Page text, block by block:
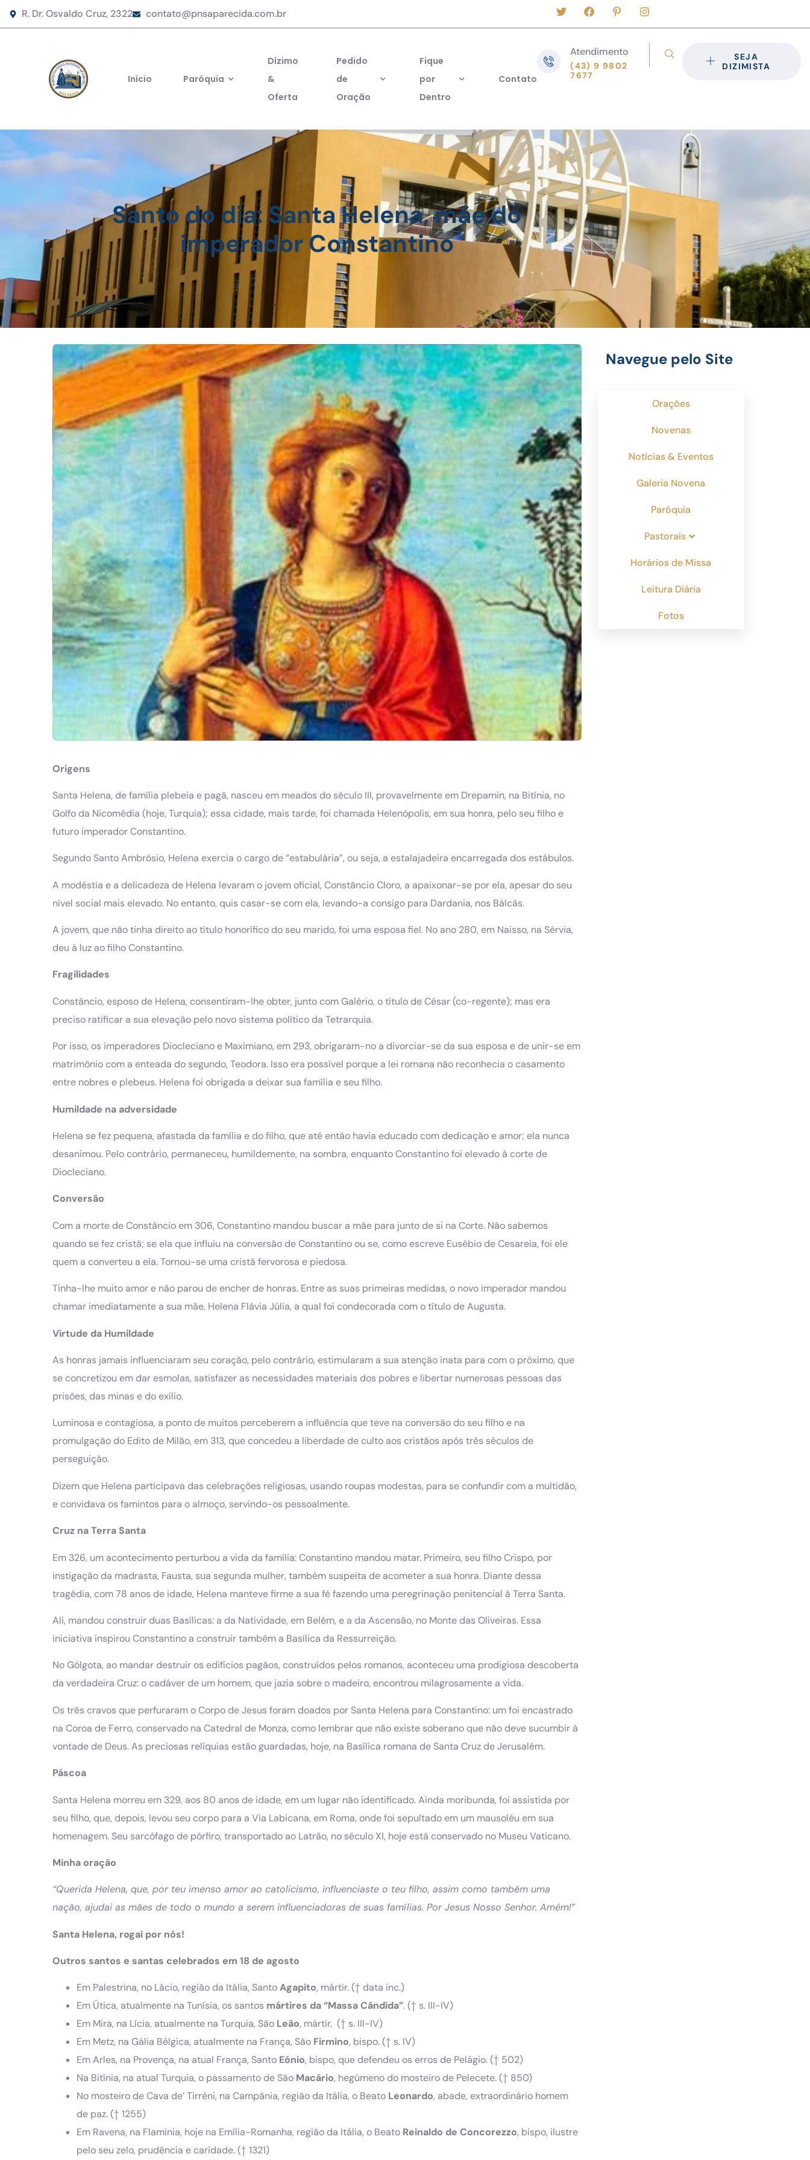
R. Dr. Osvaldo Cruz, 2322 contato@pnsaparecida.com.br
Início Paróquia
Dízimo
&
Oferta
Pedido
de
Oração
Fique
por
Dentro
Contato
Atendimento
(43) 9 9802
7677
SEJA
DIZIMISTA
Santo do dia: Santa Helena, mãe do
imperador Constantino
Origens
Santa Helena, de família plebeia e pagã, nasceu em meados do século III, provavelmente em Drepamin, na Bitínia, no
Golfo da Nicomédia (hoje, Turquia); essa cidade, mais tarde, foi chamada Helenópolis, em sua honra, pelo seu filho e
futuro imperador Constantino.
Segundo Santo Ambrósio, Helena exercia o cargo de “estabulária”, ou seja, a estalajadeira encarregada dos estábulos.
A modéstia e a delicadeza de Helena levaram o jovem oficial, Constâncio Cloro, a apaixonar-se por ela, apesar do seu
nível social mais elevado. No entanto, quis casar-se com ela, levando-a consigo para Dardania, nos Bálcãs.
A jovem, que não tinha direito ao título honorífico do seu marido, foi uma esposa fiel. No ano 280, em Naisso, na Sérvia,
deu à luz ao filho Constantino.
Fragilidades
Constâncio, esposo de Helena, consentiram-lhe obter, junto com Galério, o título de César (co-regente); mas era
preciso ratificar a sua elevação pelo novo sistema político da Tetrarquia.
Por isso, os imperadores Diocleciano e Maximiano, em 293, obrigaram-no a divorciar-se da sua esposa e de unir-se em
matrimônio com a enteada do segundo, Teodora. Isso era possível porque a lei romana não reconhecia o casamento
entre nobres e plebeus. Helena foi obrigada a deixar sua família e seu filho.
Humildade na adversidade
Helena se fez pequena, afastada da família e do filho, que até então havia educado com dedicação e amor; ela nunca
desanimou. Pelo contrário, permaneceu, humildemente, na sombra, enquanto Constantino foi elevado à corte de
Diocleciano.
Conversão
Com a morte de Constâncio em 306, Constantino mandou buscar a mãe para junto de si na Corte. Não sabemos
quando se fez cristã; se ela que influiu na conversão de Constantino ou se, como escreve Eusébio de Cesareia, foi ele
quem a converteu a ela. Tornou-se uma cristã fervorosa e piedosa.
Tinha-lhe muito amor e não parou de encher de honras. Entre as suas primeiras medidas, o novo imperador mandou
chamar imediatamente a sua mãe, Helena Flávia Júlia, a qual foi condecorada com o título de Augusta.
Virtude da Humildade
As honras jamais influenciaram seu coração, pelo contrário, estimularam a sua atenção inata para com o próximo, que
se concretizou em dar esmolas, satisfazer as necessidades materiais dos pobres e libertar numerosas pessoas das
prisões, das minas e do exílio.
Luminosa e contagiosa, a ponto de muitos perceberem a influência que teve na conversão do seu filho e na
promulgação do Edito de Milão, em 313, que concedeu a liberdade de culto aos cristãos após três séculos de
perseguição.
Dizem que Helena participava das celebrações religiosas, usando roupas modestas, para se confundir com a multidão,
e convidava os famintos para o almoço, servindo-os pessoalmente.
Cruz na Terra Santa
Em 326, um acontecimento perturbou a vida da família: Constantino mandou matar. Primeiro, seu filho Crispo, por
instigação da madrasta, Fausta, sua segunda mulher, também suspeita de acometer a sua honra. Diante dessa
tragédia, com 78 anos de idade, Helena manteve firme a sua fé fazendo uma peregrinação penitencial à Terra Santa.
Ali, mandou construir duas Basílicas: a da Natividade, em Belém, e a da Ascensão, no Monte das Oliveiras. Essa
iniciativa inspirou Constantino a construir também a Basílica da Ressurreição.
No Gólgota, ao mandar destruir os edifícios pagãos, construídos pelos romanos, aconteceu uma prodigiosa descoberta
da verdadeira Cruz: o cadáver de um homem, que jazia sobre o madeiro, encontrou milagrosamente a vida.
Os três cravos que perfuraram o Corpo de Jesus foram doados por Santa Helena para Constantino: um foi encastrado
na Coroa de Ferro, conservado na Catedral de Monza, como lembrar que não existe soberano que não deve sucumbir à
vontade de Deus. As preciosas relíquias estão guardadas, hoje, na Basílica romana de Santa Cruz de Jerusalém.
Páscoa
Santa Helena morreu em 329, aos 80 anos de idade, em um lugar não identificado. Ainda moribunda, foi assistida por
seu filho, que, depois, levou seu corpo para a Via Labicana, em Roma, onde foi sepultado em um mausoléu em sua
homenagem. Seu sarcófago de pórfiro, transportado ao Latrão, no século XI, hoje está conservado no Museu Vaticano.
Minha oração
“Querida Helena, que, por teu imenso amor ao catolicismo, influenciaste o teu filho, assim como também uma
nação, ajudai as mães de todo o mundo a serem influenciadoras de suas famílias. Por Jesus Nosso Senhor. Amém!”
Santa Helena, rogai por nós!
Outros santos e santas celebrados em 18 de agosto
Em Palestrina, no Lácio, região da Itália, SantoAgapito, mártir. († data inc.)
Em Útica, atualmente na Tunísia, os santos mártires da “Massa Cândida”. († s. III-IV)
Em Mira, na Lícia, atualmente na Turquia, São Leão, mártir. († s. III-IV)
Em Metz, na Gália Bélgica, atualmente na França, São Firmino, bispo. († s. IV)
Em Arles, na Provença, na atual França, Santo Eónio, bispo, que defendeu os erros de Pelágio. († 502)
Na Bitínia, na atual Turquia, o passamento de São Macário, hegúmeno do mosteiro de Pelecete. († 850)
No mosteiro de Cava de’ Tirréni, na Campânia, região da Itália, o Beato Leonardo, abade, extraordinário homem
de paz. († 1255)
Em Ravena, na Flamínia, hoje na Emília-Romanha, região da Itália, o Beato Reinaldo de Concorezzo, bispo, ilustre
pelo seu zelo, prudência e caridade. († 1321)
Navegue pelo Site
Orações
Novenas
Notícias & Eventos
Galeria Novena
Paróquia
Pastorais
Horários de Missa
Leitura Diária
Fotos